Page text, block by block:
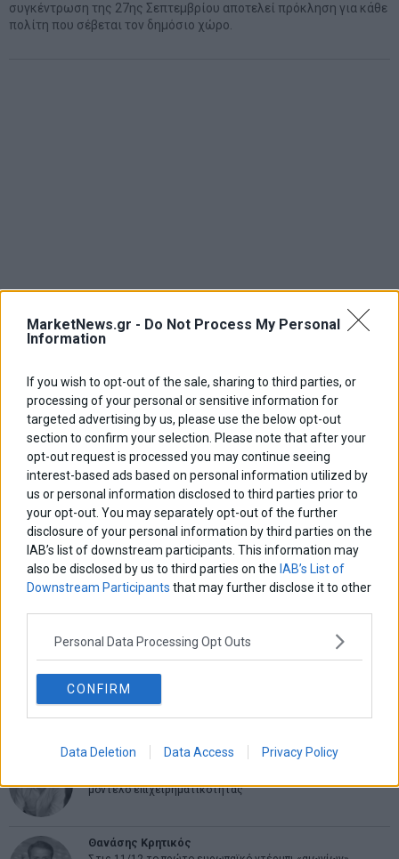
MarketNews.gr - Do Not Process My Personal
Information
If you wish to opt-out of the sale, sharing to third parties, or
processing of your personal or sensitive information for
targeted advertising by us, please use the below opt-out
section to confirm your selection. Please note that after your
opt-out request is processed you may continue seeing
interest-based ads based on personal information utilized by
us or personal information disclosed to third parties prior to
your opt-out. You may separately opt-out of the further
disclosure of your personal information by third parties on the
IAB’s list of downstream participants. This information may
also be disclosed by us to third parties on the IAB’s List of
Downstream Participants that may further disclose it to other
Personal Data Processing Opt Outs
CONFIRM
Data Deletion Data Access Privacy Policy
συγκέντρωση της 27ης Σεπτεμβρίου αποτελεί πρόκληση για κάθε
πολίτη που σέβεται τον δημόσιο χώρο.
ΑΡΘΡΟΓΡΑΦΟΙ
Ελευθερία Κούρταλη
Οι «τιμωροί» των ομολόγων επέστρεψαν
Εύη Φραγκάκη
Η αληθινή παιδεία ξεκινά από την ψυχή…
Σταματίνα Σταματάκου
Η βία κατά των ζώων δεν αντέχει βολικές ερμηνείες
Δημήτρης Καμπουράκης
Από την αποθέωση στην καταγγελία: Η Ελλάδα πάντα
ψάχνει τον επόμενο Μεσσία
Νικόλαος Φουρτζής
μοντέλο επιχειρηματικότητας
Θανάσης Κρητικός